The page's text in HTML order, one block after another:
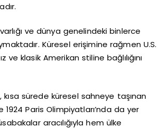
ve dünya genelindeki binlerce
Küresel erişimine rağmen U.S.
klasik Amerikan stiline bağlılığını
kısa sürede küresel sahneye taşınan
1924 Paris Olimpiyatları’nda da yer
aracılığıyla hem ülke